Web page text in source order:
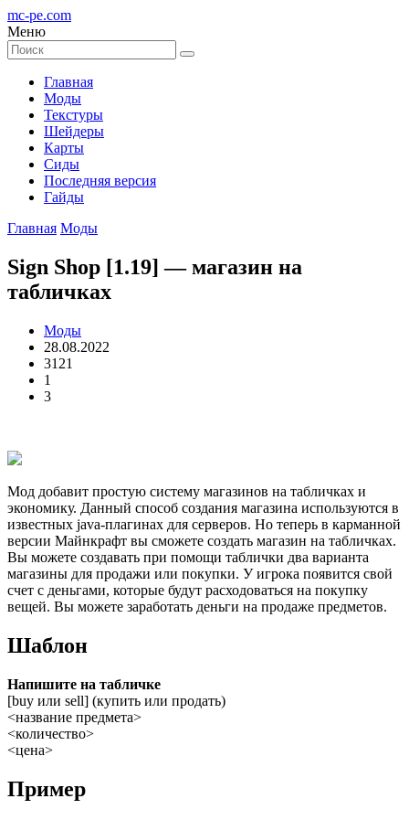
mc-pe.com
Меню
Главная
Моды
Текстуры
Шейдеры
Карты
Сиды
Последняя версия
Гайды
Главная Моды
Sign Shop [1.19] — магазин на
табличках
Моды
28.08.2022
3121
1
3
Мод добавит простую систему магазинов на табличках и
экономику. Данный способ создания магазина используются в
известных java-плагинах для серверов. Но теперь в карманной
версии Майнкрафт вы сможете создать магазин на табличках.
Вы можете создавать при помощи таблички два варианта
магазины для продажи или покупки. У игрока появится свой
счет с деньгами, которые будут расходоваться на покупку
вещей. Вы можете заработать деньги на продаже предметов.
Шаблон
Напишите на табличке
[buy или sell] (купить или продать)
<название предмета>
<количество>
<цена>
Пример